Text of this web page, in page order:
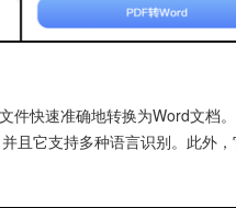
件快速准确地转换为Word文档
且它支持多种语言识别。此外